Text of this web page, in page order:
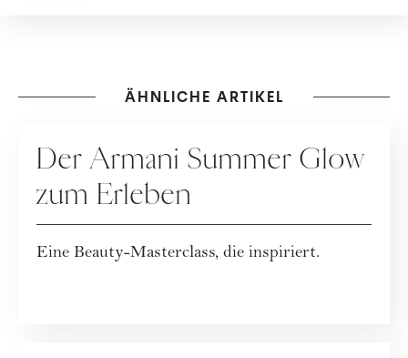
ÄHNLICHE ARTIKEL
Der Armani Summer Glow
zum Erleben
Eine Beauty-Masterclass, die inspiriert.